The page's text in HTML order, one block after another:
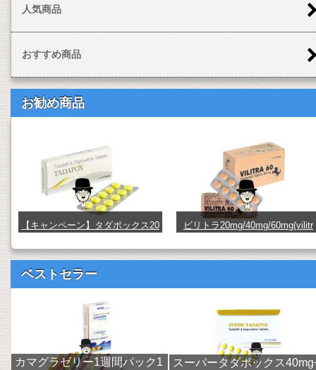
人気商品
おすすめ商品
お勧め商品
【キャンペーン】タダポックス20
ビリトラ20mg/40mg/60mg(vilitr
ベストセラー
カマグラゼリー1週間パック1
スーパータダポックス